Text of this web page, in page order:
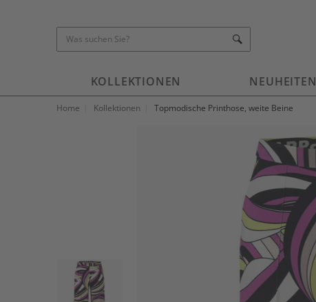
KOLLEKTIONEN NEUHEITEN
Home Kollektionen Topmodische Printhose, weite Beine